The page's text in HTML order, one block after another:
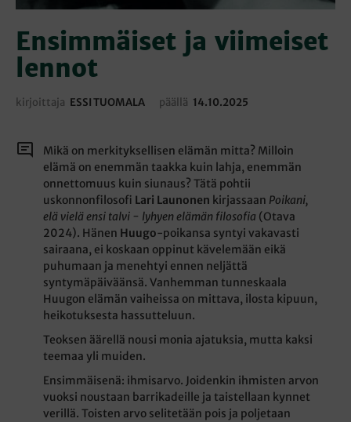
Ensimmäiset ja viimeiset
lennot
kirjoittaja ESSI TUOMALA päällä 14.10.2025
Mikä on merkityksellisen elämän mitta? Milloin
elämä on enemmän taakka kuin lahja, enemmän
onnettomuus kuin siunaus? Tätä pohtii
uskonnonfilosofi Lari Launonen kirjassaan Poikani,
elä vielä ensi talvi − lyhyen elämän filosofia (Otava
2024). Hänen Huugo-poikansa syntyi vakavasti
sairaana, ei koskaan oppinut kävelemään eikä
puhumaan ja menehtyi ennen neljättä
syntymäpäiväänsä. Vanhemman tunneskaala
Huugon elämän vaiheissa on mittava, ilosta kipuun,
heikotuksesta hassutteluun.
Teoksen äärellä nousi monia ajatuksia, mutta kaksi
teemaa yli muiden.
Ensimmäisenä: ihmisarvo. Joidenkin ihmisten arvon
vuoksi noustaan barrikadeille ja taistellaan kynnet
verillä. Toisten arvo selitetään pois ja poljetaan